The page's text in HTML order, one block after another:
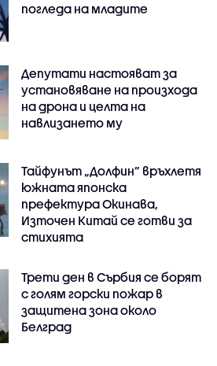
погледа на младите
Депутати настояват за
установяване на произхода
на дрона и целта на
навлизането му
Тайфунът „Долфин” връхлетя
южната японска
префектура Окинава,
Източен Китай се готви за
стихията
Трети ден в Сърбия се борят
с голям горски пожар в
защитена зона около
Белград